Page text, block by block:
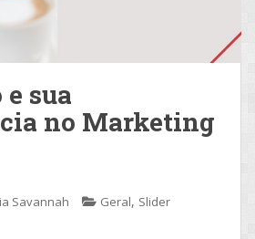
sua
no Marketing
Savannah Geral, Slider